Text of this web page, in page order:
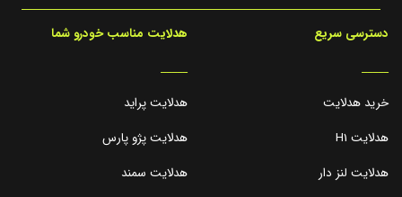
دسترسی سریع
_____
خرید هدلایت
هدلایت H1
هدلایت لنز دار
هدلایت مناسب خودرو شما
_____
هدلایت پراید
هدلایت پژو پارس
هدلایت سمند